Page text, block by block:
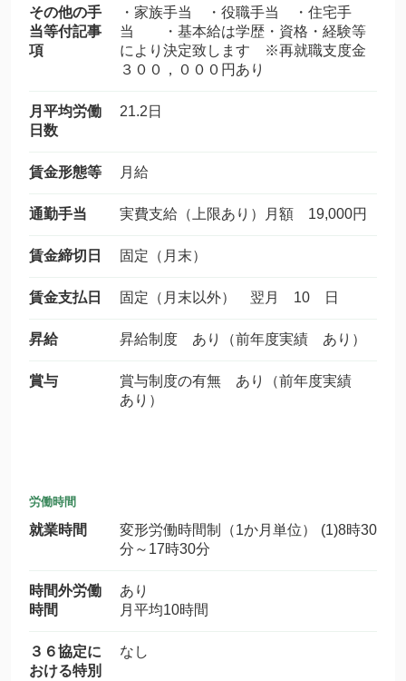
その他の手
当等付記事
項
・家族手当 ・役職手当 ・住宅手
当 ・基本給は学歴・資格・経験等
により決定致します ※再就職支度金
３００，０００円あり
月平均労働
日数
21.2日
賃金形態等 月給
通勤手当 実費支給（上限あり）月額 19,000円
賃金締切日 固定（月末）
賃金支払日 固定（月末以外） 翌月 10 日
昇給 昇給制度 あり（前年度実績 あり）
賞与
賞与制度の有無 あり（前年度実績
あり）
労働時間
就業時間
変形労働時間制（1か月単位） (1)8時30
分～17時30分
時間外労働
時間
あり
月平均10時間
３６協定に
おける特別
なし